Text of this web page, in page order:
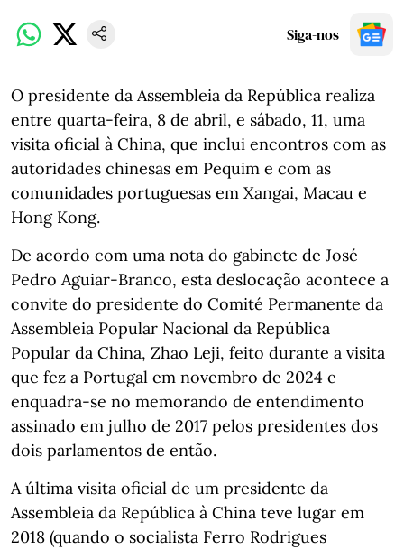
Siga-nos
O presidente da Assembleia da República realiza
entre quarta-feira, 8 de abril, e sábado, 11, uma
visita oficial à China, que inclui encontros com as
autoridades chinesas em Pequim e com as
comunidades portuguesas em Xangai, Macau e
Hong Kong.
De acordo com uma nota do gabinete de José
Pedro Aguiar-Branco, esta deslocação acontece a
convite do presidente do Comité Permanente da
Assembleia Popular Nacional da República
Popular da China, Zhao Leji, feito durante a visita
que fez a Portugal em novembro de 2024 e
enquadra-se no memorando de entendimento
assinado em julho de 2017 pelos presidentes dos
dois parlamentos de então.
A última visita oficial de um presidente da
Assembleia da República à China teve lugar em
2018 (quando o socialista Ferro Rodrigues